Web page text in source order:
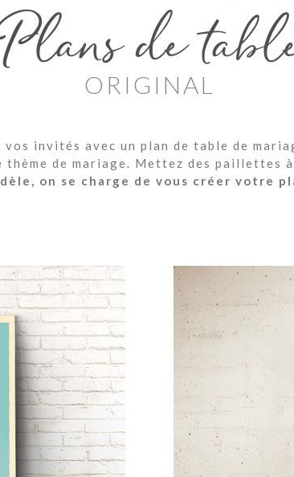
de
ORIGINAL
vos invités avec un plan de table de
de mariage. Mettez des paillettes
on se charge de vous créer votre